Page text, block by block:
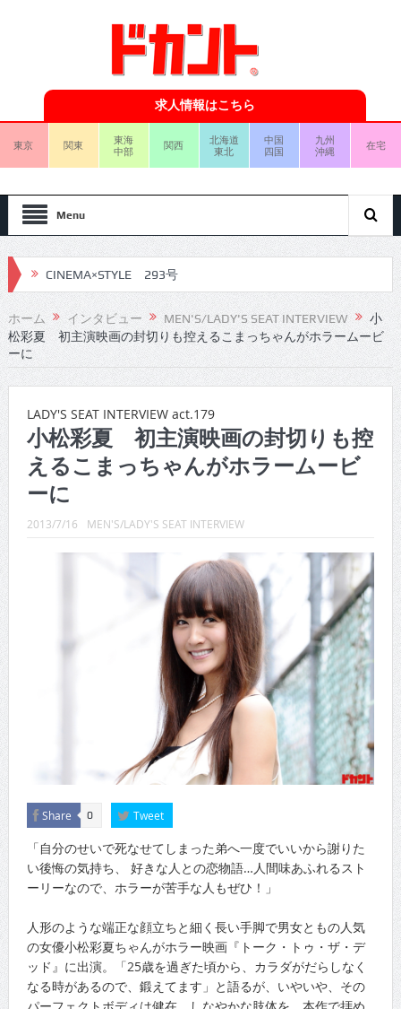
求人情報はこちら
東京 関東
東海
中部
関西
北海道
東北
中国
四国
九州
沖縄
在宅
Menu
CINEMA×STYLE 293号
CINEMA×STYLE 292号
CINEMA×STYLE 291号
CINEMA×STYLE 290号
CINEMA×STYLE 288号
CINEMA×STYLE 287号
CINEMA×STYLE 286号
CINEMA×STYLE 285号
ホーム インタビュー MEN'S/LADY'S SEAT INTERVIEW
小
松彩夏 初主演映画の封切りも控えるこまっちゃんがホラームービ
ーに
LADY'S SEAT INTERVIEW act.179
小松彩夏 初主演映画の封切りも控
えるこまっちゃんがホラームービ
ーに
2013/7/16 MEN'S/LADY'S SEAT INTERVIEW
Share 0 Tweet
「自分のせいで死なせてしまった弟へ一度でいいから謝りた
い後悔の気持ち、 好きな人との恋物語…人間味あふれるスト
ーリーなので、ホラーが苦手な人もぜひ！」
人形のような端正な顔立ちと細く長い手脚で男女ともの人気
の女優小松彩夏ちゃんがホラー映画『トーク・トゥ・ザ・デ
ッド』に出演。「25歳を過ぎた頃から、カラダがだらしなく
なる時があるので、鍛えてます」と語るが、いやいや、その